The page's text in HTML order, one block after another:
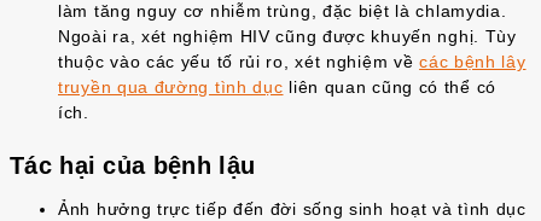
làm tăng nguy cơ nhiễm trùng, đặc biệt là chlamydia.
Ngoài ra, xét nghiệm HIV cũng được khuyến nghị. Tùy
thuộc vào các yếu tố rủi ro, xét nghiệm vềcác bệnh lây
truyền qua đường tình dục liên quan cũng có thể có
ích.
Tác hại của bệnh lậu
Ảnh hưởng trực tiếp đến đời sống sinh hoạt và tình dục